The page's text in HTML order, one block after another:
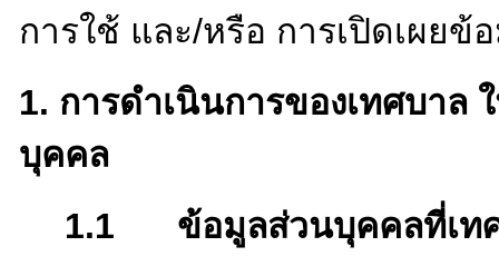
บุคคลของประชาชน อย่า
ส่วนตัวฉบับนี้พร้อมกับข้อก
ใช้ ซึ่งอาจมีการกำหนดแย
การใช้ และ/หรือ การเปิ